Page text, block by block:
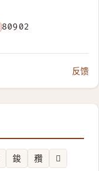
80902
反馈
鋑 䂎
𥍬